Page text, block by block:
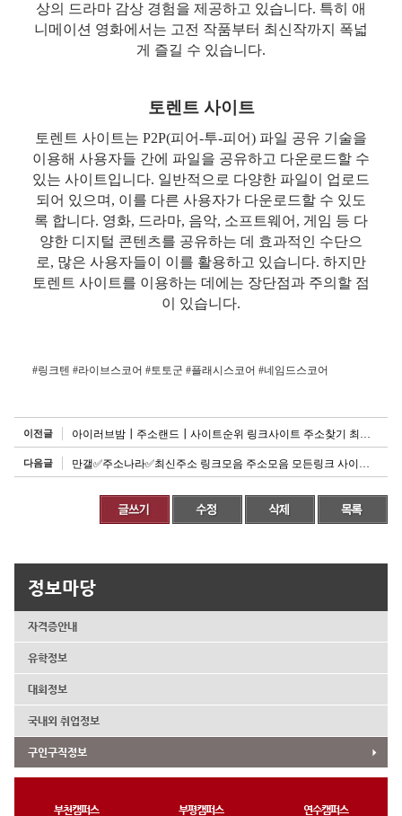
상의 드라마 감상 경험을 제공하고 있습니다. 특히 애
니메이션 영화에서는 고전 작품부터 최신작까지 폭넓
게 즐길 수 있습니다.
토렌트 사이트
토렌트 사이트는 P2P(피어-투-피어) 파일 공유 기술을
이용해 사용자들 간에 파일을 공유하고 다운로드할 수
있는 사이트입니다. 일반적으로 다양한 파일이 업로드
되어 있으며, 이를 다른 사용자가 다운로드할 수 있도
록 합니다. 영화, 드라마, 음악, 소프트웨어, 게임 등 다
양한 디지털 콘텐츠를 공유하는 데 효과적인 수단으
로, 많은 사용자들이 이를 활용하고 있습니다. 하지만
토렌트 사이트를 이용하는 데에는 장단점과 주의할 점
이 있습니다.
#링크텐 #라이브스코어 #토토군 #플래시스코어 #네임드스코어
이전글 아이러브밤┃주소랜드┃사이트순위 링크사이트 주소찾기 최신주소 링크모음 주소모음 모든링크 사이트추천
다음글 만갤✅주소나라✅최신주소 링크모음 주소모음 모든링크 사이트추천 사이트순위 링크사이트 주소찾기
정보마당
자격증안내
유학정보
대회정보
국내외 취업정보
구인구직정보
부천캠퍼스 부평캠퍼스 연수캠퍼스